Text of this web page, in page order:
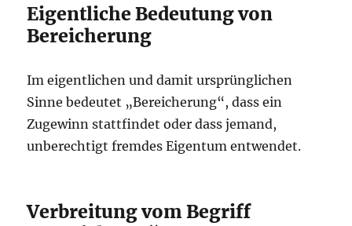
Eigentliche Bedeutung von
Bereicherung
Im eigentlichen und damit ursprünglichen
Sinne bedeutet „Bereicherung“, dass ein
Zugewinn stattfindet oder dass jemand,
unberechtigt fremdes Eigentum entwendet.
Verbreitung vom Begriff